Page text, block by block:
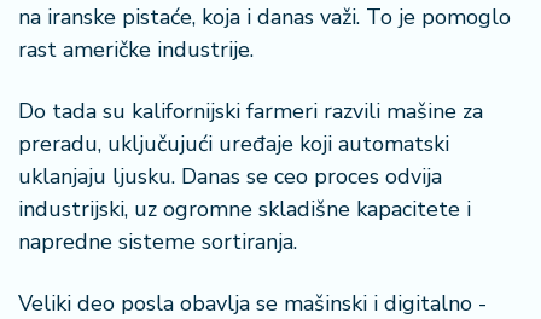
na iranske pistaće, koja i danas važi. To je pomoglo
rast američke industrije.
Do tada su kalifornijski farmeri razvili mašine za
preradu, uključujući uređaje koji automatski
uklanjaju ljusku. Danas se ceo proces odvija
industrijski, uz ogromne skladišne kapacitete i
napredne sisteme sortiranja.
Veliki deo posla obavlja se mašinski i digitalno -